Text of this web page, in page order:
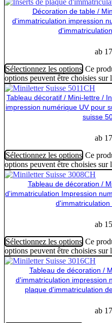
Décoration de table /
d'immatriculation impression
ab
Sélectionnez les options Ce
options peuvent être choisies sur
Tableau décoratif / Mini-lettre /
impression numérique UV pour
suisse
ab
Sélectionnez les options Ce
options peuvent être choisies sur
Tableau de décoration /
d'immatriculation Impression
ab
Sélectionnez les options Ce
options peuvent être choisies sur
Tableau de décoration /
d'immatriculation impression
plaque d'immatriculation
ab